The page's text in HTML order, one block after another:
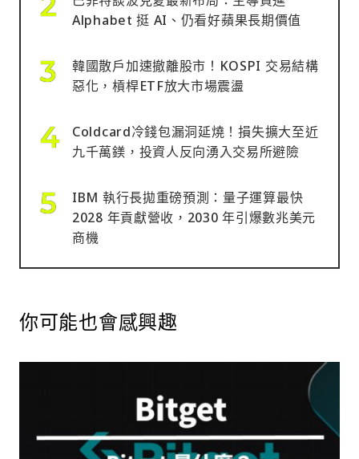
Alphabet 挺 AI、仍看好蘋果長期價值
韓國散戶加速撤離股市！KOSPI 交易結構
惡化，槓桿ETF放大市場震盪
Coldcard冷錢包漏洞延燒！損失擴大至近
九千萬鎂，投資人反向湧入交易所避險
IBM 執行長拋重磅預測：量子運算最快
2028 年貢獻營收，2030 年引爆數兆美元
商機
你可能也會感興趣